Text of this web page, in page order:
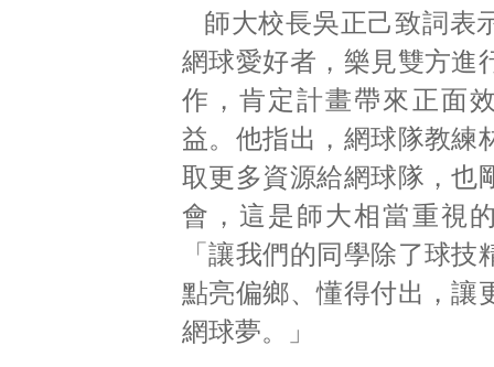
師大校長吳正己致詞表
網球愛好者，樂見雙方進
作，肯定計畫帶來正面
益。他指出，網球隊教練
取更多資源給網球隊，也
會，這是師大相當重視
「讓我們的同學除了球技
點亮偏鄉、懂得付出，讓
網球夢。」